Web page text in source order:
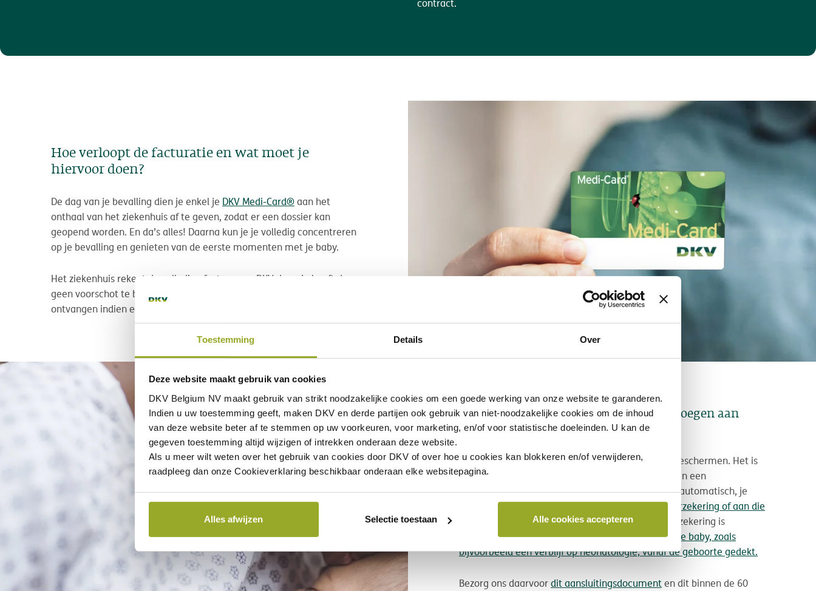
Toestemming Details Over
Deze website maakt gebruik van cookies
DKV Belgium NV maakt gebruik van strikt noodzakelijke cookies om een goede werking van onze website te garanderen.
Indien u uw toestemming geeft, maken DKV en derde partijen ook gebruik van niet-noodzakelijke cookies om de inhoud
van deze website beter af te stemmen op uw voorkeuren, voor marketing, en/of voor statistische doeleinden. U kan de
gegeven toestemming altijd wijzigen of intrekken onderaan deze website.
Als u meer wilt weten over het gebruik van cookies door DKV of over hoe u cookies kan blokkeren en/of verwijderen,
raadpleeg dan onze Cookieverklaring beschikbaar onderaan elke websitepagina.
Alles afwijzen Selectie toestaan Alle cookies accepteren
contract.
Hoe verloopt de facturatie en wat moet je
hiervoor doen?
De dag van je bevalling dien je enkel je DKV Medi-Card®aan het
onthaal van het ziekenhuis af te geven, zodat er een dossier kan
geopend worden. En da’s alles! Daarna kun je je volledig concentreren
op je bevalling en genieten van de eerste momenten met je baby.
Het ziekenhuis rekent de volledige factuur aan DKV door, je hoeft dus
geen voorschot te betalen. Je zal van ons later een kostenafrekening
ontvangen indien er bepaalde kosten niet gedekt zijn.
Hoe en wanneer kan ik mijn baby toevoegen aan
mijn contract?
Je wil de gezondheid van je kindje vanaf dag één beschermen. Het is
dan ook heel belangrijk dat je baby aangesloten is in een
hospitalisatieverzekering. Let wel: dit gebeurt niet automatisch, je
baby toevoegen aan jouw hospitalisatieverzekering of aan die
. Als je baby aan de hospitalisatieverzekering is
toegevoegd,dan worden de medische kosten van je baby, zoals
bijvoorbeeld een verblijf op neonatologie, vanaf de geboorte gedekt.
Bezorg ons daarvoordit aansluitingsdocumenten dit binnen de 60